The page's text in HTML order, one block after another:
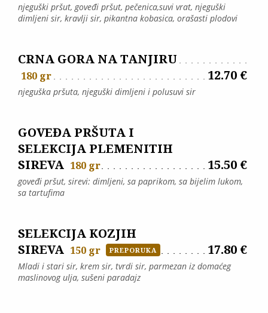
njeguški pršut, goveđi pršut, pečenica,suvi vrat, njeguški
dimljeni sir, kravlji sir, pikantna kobasica, orašasti plodovi
CRNA GORA NA TANJIRU
180 gr 12.70 €
njeguška pršuta, njeguški dimljeni i polusuvi sir
GOVEĐA PRŠUTA I
SELEKCIJA PLEMENITIH
SIREVA 180 gr 15.50 €
goveđi pršut, sirevi: dimljeni, sa paprikom, sa bijelim lukom,
sa tartufima
SELEKCIJA KOZJIH
SIREVA 150 gr PREPORUKA 17.80 €
Mladi i stari sir, krem sir, tvrdi sir, parmezan iz domaćeg
maslinovog ulja, sušeni paradajz